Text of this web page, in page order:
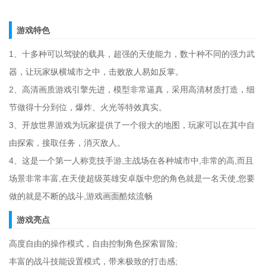
游戏特色
1、十多种可以驾驶的载具，超强的天使能力，数十种不同的强力武
器，让玩家纵横城市之中，击败敌人易如反掌。
2、高清画质游戏引擎先进，模型非常逼真，采用高清材质打造，细
节做得十分到位，爆炸、火光等特效真实。
3、开放世界游戏为玩家提供了一个很大的地图，玩家可以在其中自
由探索，接取任务，消灭敌人。
4、这是一个第一人称竞技手游,主战场在各种城市中,非常的高,而且
场景非常丰富,在天使超级英雄安卓版中您的角色就是一名天使,您要
做的就是不断的战斗,游戏画面酷炫流畅
游戏亮点
高度自由的操作模式，自由控制角色探索冒险;
丰富的战斗技能设置模式，带来极致的打击感;